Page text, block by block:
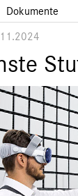
Dokumente